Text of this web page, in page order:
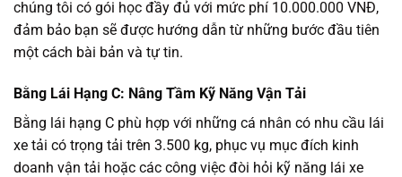
chúng tôi có gói học đầy đủ với mức phí 10.000.000 VNĐ,
đảm bảo bạn sẽ được hướng dẫn từ những bước đầu tiên
một cách bài bản và tự tin.
Bằng Lái Hạng C: Nâng Tầm Kỹ Năng Vận Tải
Bằng lái hạng C phù hợp với những cá nhân có nhu cầu lái
xe tải có trọng tải trên 3.500 kg, phục vụ mục đích kinh
doanh vận tải hoặc các công việc đòi hỏi kỹ năng lái xe